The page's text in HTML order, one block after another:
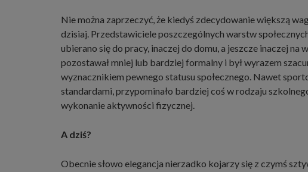
Nie można zaprzeczyć, że kiedyś zdecydowanie większą
dzisiaj. Przedstawiciele poszczególnych warstw
ubierano się do pracy, inaczej do domu, a jeszcze inaczej
pozostawał mniej lub bardziej formalny i był wyrazem
wyznacznikiem pewnego statusu społecznego. Nawet
standardami, przypominało bardziej coś w rodzaju
wykonanie aktywności fizycznej.
A dziś?
Obecnie słowo elegancja nierzadko kojarzy się z czymś